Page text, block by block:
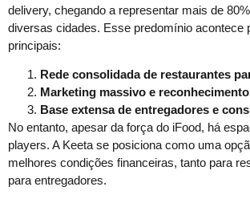
delivery, chegando a representar mais de
diversas cidades. Esse predomínio acontece
principais:
Rede consolidada de restaurantes
Marketing massivo e
Base extensa de entregadores e
No entanto, apesar da força do iFood, há
players. A Keeta se posiciona como uma
melhores condições financeiras, tanto para
para entregadores.